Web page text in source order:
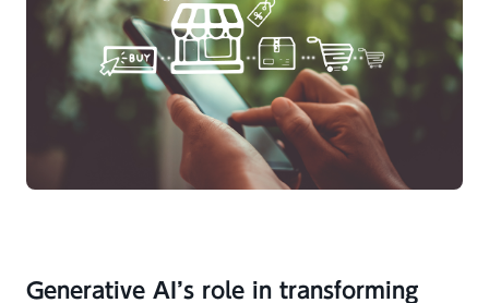
Generative AI’s role in transforming